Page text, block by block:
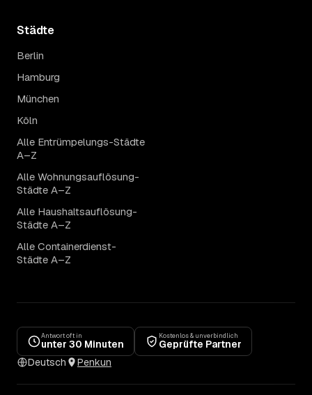
Städte
Berlin
Hamburg
München
Köln
Alle Entrümpelungs-Städte
A–Z
Alle Wohnungsauflösung-
Städte A–Z
Alle Haushaltsauflösung-
Städte A–Z
Alle Containerdienst-
Städte A–Z
Antwort oft in
unter 30 Minuten
Kostenlos & unverbindlich
Geprüfte Partner
Deutsch
Penkun